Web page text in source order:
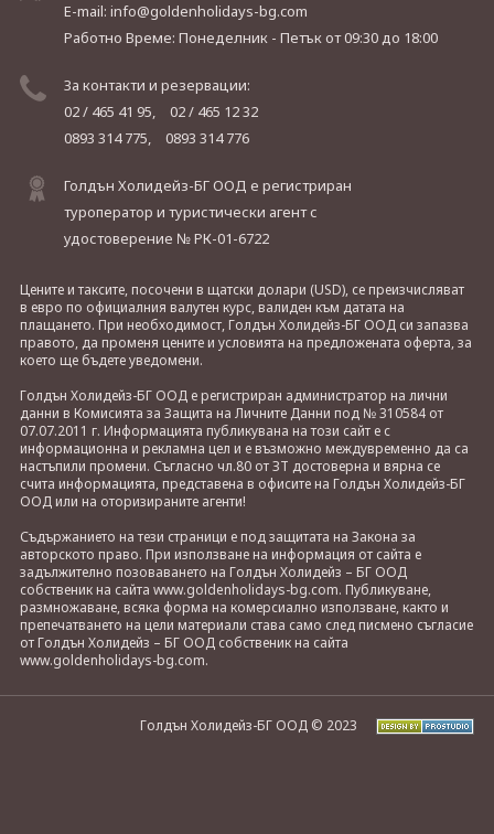
E-mail: info@goldenholidays-bg.com
Работно Време: Понеделник - Петъкот 09:30 до 18:00
За контакти и резервации:
02 / 465 41 95,
02 / 465 12 32
0893 314 775,
0893 314 776
Голдън Холидейз-БГ ООД е регистриран
туроператор и туристически агент с
удостоверение № РК-01-6722
Цените и таксите, посочени в щатски долари (USD), се преизчисляват
в евро по официалния валутен курс, валиден към датата на
плащането. При необходимост, Голдън Холидейз-БГ ООД си запазва
правото, да променя цените и условията на предложената оферта, за
което ще бъдете уведомени.
Голдън Холидейз-БГ ООД е регистриран администратор на лични
данни в Комисията за Защита на Личните Данни под № 310584 от
07.07.2011 г. Информацията публикувана на този сайт е с
информационна и рекламна цел и е възможно междувременно да са
настъпили промени. Съгласно чл.80 от ЗТ достоверна и вярна се
счита информацията, представена в офисите на Голдън Холидейз-БГ
ООД или на оторизираните агенти!
Съдържанието на тези страници е под защитата на Закона за
авторското право. При използване на информация от сайта е
задължително позоваването на Голдън Холидейз – БГ ООД
собственик на сайта www.goldenholidays-bg.com. Публикуване,
размножаване, всяка форма на комерсиално използване, както и
препечатването на цели материали става само след писмено съгласие
от Голдън Холидейз – БГ ООД собственик на сайта
www.goldenholidays-bg.com.
Голдън Холидейз-БГ ООД © 2023